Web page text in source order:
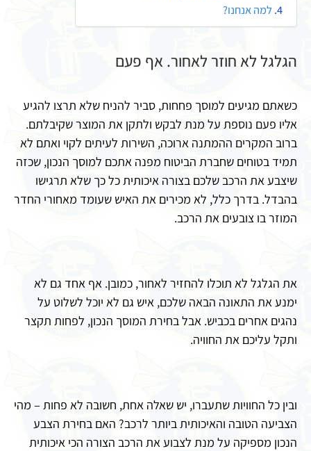
למה אנחנו?
הגלגל לא חוזר לאחור. אף פעם
כשאתם מגיעים למוסך פחחות, סביר להניח שלא תרצו להגיע
אליו פעם נוספת על מנת לבקש ולתקן את המוצר שקיבלתם.
ברוב המקרים ההמתנה ארוכה, השירות לעיתים לקוי ואתם לא
תמיד בטוחים שחברת הביטוח מפנה אתכם למוסך הנכון, שכזה
שיצבע את הרכב שלכם בצורה איכותית כל כך שלא תרגישו
בהבדל. בדרך כלל, לא מכירים את האיש שעומד מאחורי החדר
המוזר בו צובעים את הרכב.
את הגלגל לא תוכלו להחזיר לאחור, כמובן. אף אחד גם לא
ימנע את התאונה הבאה שלכם, איש גם לא יוכל לשלוט על
נהגים אחרים בכביש. אבל בחירת המוסך הנכון, לפחות תקצר
ותקל עליכם את החוויה.
ובין כל החוויות שתעברו, יש שאלה אחת, חשובה לא פחות – מהי
הצביעה הטובה והאיכותית ביותר לרכב? האם בחירת הצבע
הנכון מספיקה על מנת לצבוע את הרכב הצורה הכי איכותית